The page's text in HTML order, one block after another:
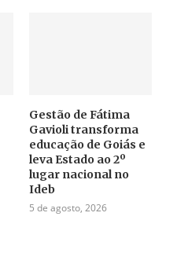
Gestão de Fátima
Gavioli transforma
educação de Goiás e
leva Estado ao 2º
lugar nacional no
Ideb
5 de agosto, 2026